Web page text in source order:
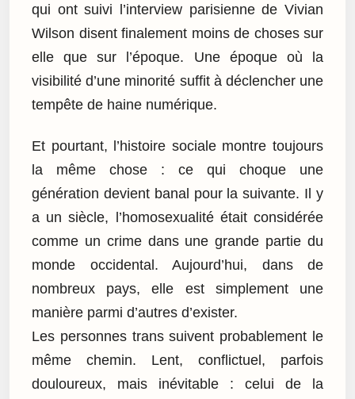
qui ont suivi l’interview parisienne de Vivian
Wilson disent finalement moins de choses sur
elle que sur l’époque. Une époque où la
visibilité d’une minorité suffit à déclencher une
tempête de haine numérique.
Et pourtant, l’histoire sociale montre toujours
la même chose : ce qui choque une
génération devient banal pour la suivante. Il y
a un siècle, l’homosexualité était considérée
comme un crime dans une grande partie du
monde occidental. Aujourd’hui, dans de
nombreux pays, elle est simplement une
manière parmi d’autres d’exister.
Les personnes trans suivent probablement le
même chemin. Lent, conflictuel, parfois
douloureux, mais inévitable : celui de la